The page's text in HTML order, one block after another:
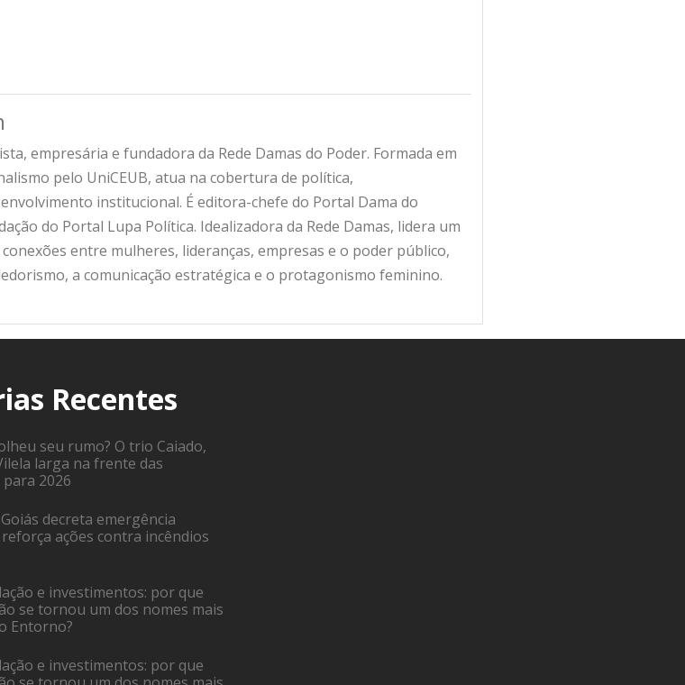
empresária e fundadora da Rede Damas do Poder. Formada em
pelo UniCEUB, atua na cobertura de política,
institucional. É editora-chefe do Portal Dama do
do Portal Lupa Política. Idealizadora da Rede Damas, lidera um
entre mulheres, lideranças, empresas e o poder público,
a comunicação estratégica e o protagonismo feminino.
Recentes
seu rumo? O trio Caiado,
larga na frente das
2026
decreta emergência
ações contra incêndios
e investimentos: por que
se tornou um dos nomes mais
Entorno?
e investimentos: por que